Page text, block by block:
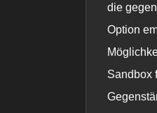
die
Option
Sandbox